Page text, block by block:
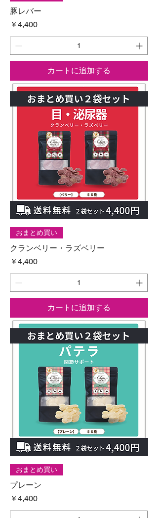
豚レバー
価格
￥4,400
カートに追加する
おまとめ買い
クランベリー・ラズベリー
価格
￥4,400
カートに追加する
おまとめ買い
プレーン
価格
￥4,400